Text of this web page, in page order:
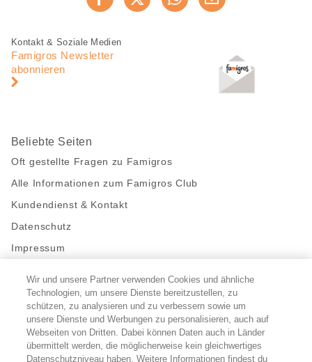
Jetzt weiterempfehlen
Fusszeile
Fusszeile
Navigation
Kontakt & Soziale Medien
Famigros Newsletter
abonnieren
Beliebte Seiten
Oft gestellte Fragen zu Famigros
Alle Informationen zum Famigros Club
Kundendienst & Kontakt
Datenschutz
Impressum
Bleibe mit uns in Kontakt
Facebook
https://twitter.com/migros
https://www.youtube.com/user/
PinterestInstagram
Cookie-Einstellungen
Wir und unsere Partner verwenden Cookies und ähnliche
Technologien, um unsere Dienste bereitzustellen, zu
schützen, zu analysieren und zu verbessern sowie um
unsere Dienste und Werbungen zu personalisieren, auch auf
Webseiten von Dritten. Dabei können Daten auch in Länder
übermittelt werden, die möglicherweise kein gleichwertiges
Datenschutzniveau haben. Weitere Informationen findest du